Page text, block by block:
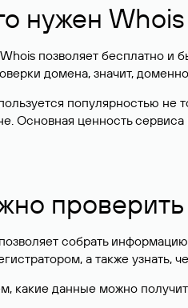
нужен
позволяет бесплатно
домена, значит,
популярностью не
Основная ценность
собрать
а также узнать,
какие данные можно